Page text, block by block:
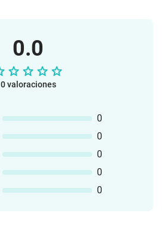
0.0
0 valoraciones
0
0
0
0
0